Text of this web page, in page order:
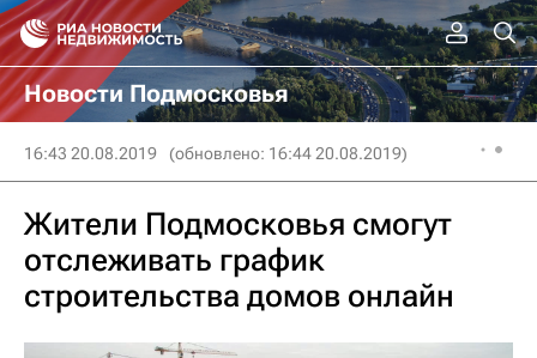
Новости Подмосковья
16:43 20.08.2019 (обновлено: 16:44 20.08.2019)
Жители Подмосковья смогут
отслеживать график
строительства домов онлайн